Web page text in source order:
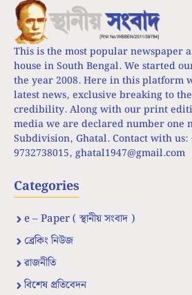
This is the most popular newspaper
house in South Bengal. We started
the year 2008. Here in this platform
latest news, exclusive breaking to
credibility. Along with our print
media we are declared number one
Subdivision, Ghatal. Contact with us:
9732738015, ghatal1947@gmail.com
Categories
e – Paper ( স্থানীয় সংবাদ )
ব্রেকিং নিউজ
রাজনীতি
বিশেষ প্রতিবেদন